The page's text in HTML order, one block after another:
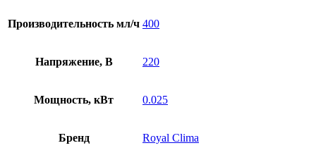
Производительность мл/ч 400
Напряжение, В 220
Мощность, кВт 0.025
Бренд Royal Clima